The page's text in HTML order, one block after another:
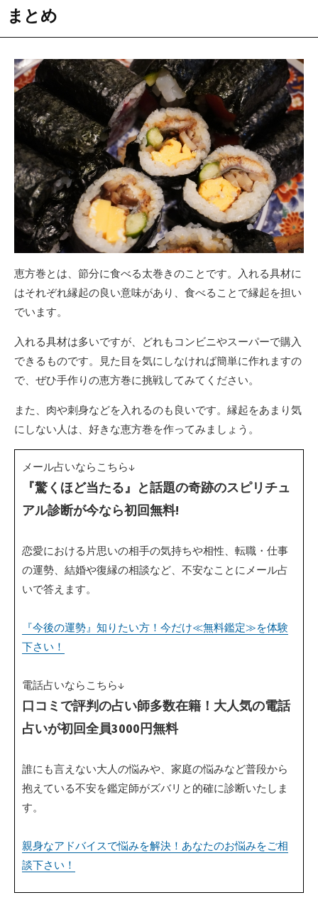
まとめ
恵方巻とは、節分に食べる太巻きのことです。入れる具材に
はそれぞれ縁起の良い意味があり、食べることで縁起を担い
でいます。
入れる具材は多いですが、どれもコンビニやスーパーで購入
できるものです。見た目を気にしなければ簡単に作れますの
で、ぜひ手作りの恵方巻に挑戦してみてください。
また、肉や刺身などを入れるのも良いです。縁起をあまり気
にしない人は、好きな恵方巻を作ってみましょう。
メール占いならこちら↓
『驚くほど当たる』と話題の奇跡のスピリチュ
アル診断が今なら初回無料!
恋愛における片思いの相手の気持ちや相性、転職・仕事
の運勢、結婚や復縁の相談など、不安なことにメール占
いで答えます。
『今後の運勢』知りたい方！今だけ≪無料鑑定≫を体験
下さい！
電話占いならこちら↓
口コミで評判の占い師多数在籍！大人気の電話
占いが初回全員3000円無料
誰にも言えない大人の悩みや、家庭の悩みなど普段から
抱えている不安を鑑定師がズバリと的確に診断いたしま
す。
親身なアドバイスで悩みを解決！あなたのお悩みをご相
談下さい！